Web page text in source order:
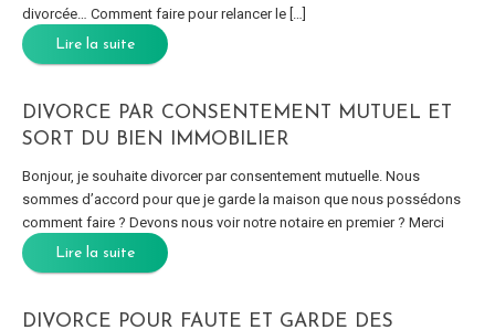
divorcée… Comment faire pour relancer le […]
Lire la suite
DIVORCE PAR CONSENTEMENT MUTUEL ET
SORT DU BIEN IMMOBILIER
Bonjour, je souhaite divorcer par consentement mutuelle. Nous
sommes d’accord pour que je garde la maison que nous possédons
comment faire ? Devons nous voir notre notaire en premier ? Merci
Lire la suite
DIVORCE POUR FAUTE ET GARDE DES